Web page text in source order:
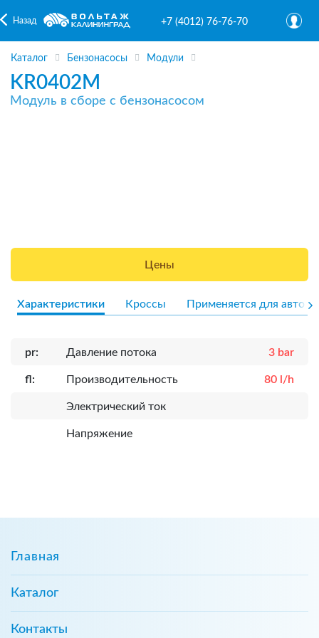
Назад +7 (4012) 76-76-70
Каталог Бензонасосы Модули
KR0402M
Модуль в сборе с бензонасосом
Цены
Характеристики Кроссы Применяется для авто
pr: Давление потока 3 bar
fl: Производительность 80 l/h
Электрический ток
Напряжение
Главная
Каталог
Контакты